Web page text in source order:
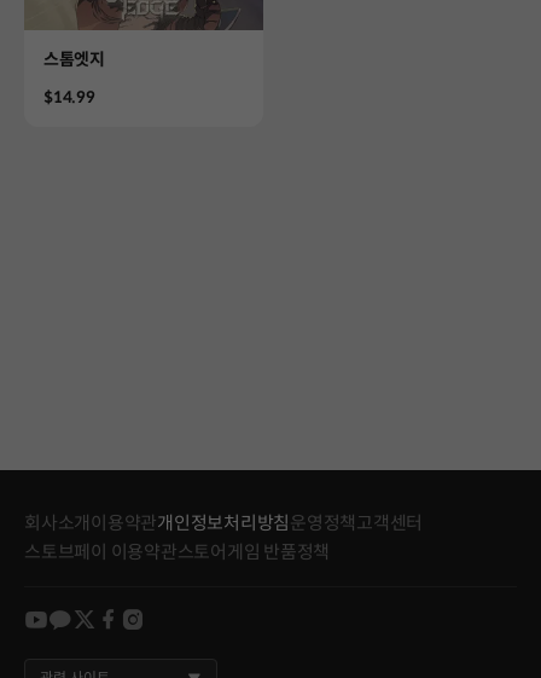
Product
스톰엣지
Price
$14.99
회사소개이용약관개인정보처리방침 운영정책고객센터
스토브페이 이용약관스토어게임 반품정책
youtube
kakao
twitter
facebook
instagram